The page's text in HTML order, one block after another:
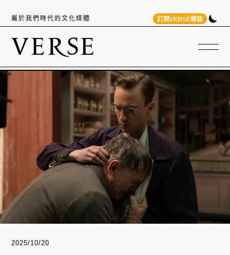
屬於我們時代的文化媒體 訂閱VERSE雜誌
2025/10/20